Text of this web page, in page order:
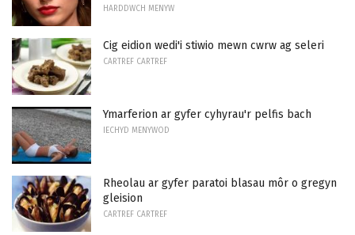
HARDDWCH MENYW
Cig eidion wedi'i stiwio mewn cwrw ag seleri
CARTREF CARTREF
Ymarferion ar gyfer cyhyrau'r pelfis bach
IECHYD MENYWOD
Rheolau ar gyfer paratoi blasau môr o gregyn
gleision
CARTREF CARTREF